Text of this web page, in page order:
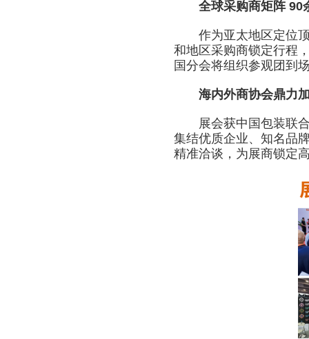
全球采购商矩阵 90
作为亚太地区定位顶
和地区采购商锁定行程
国分会将组织参观团到
海内外商协会鼎力加
展会获中国包装联合
集结优质企业、知名品
精准洽谈，为展商锁定